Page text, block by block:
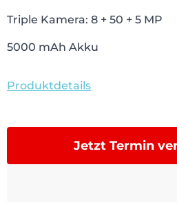
Triple Kamera: 8 + 50 + 5 MP
5000 mAh Akku
Produktdetails
Jetzt Termin